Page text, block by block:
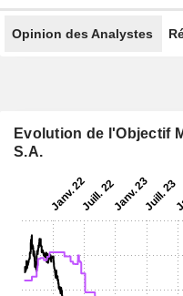
Opinion des Analystes
Evolution de l'Objectif
S.A.